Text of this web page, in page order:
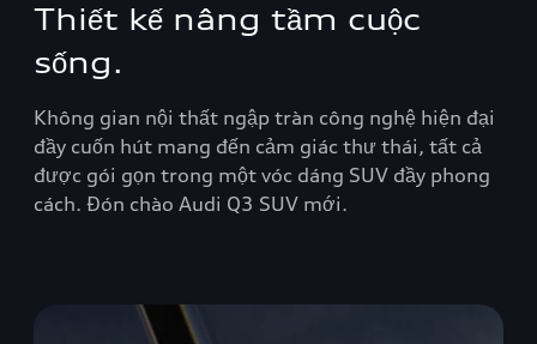
Thiết kế nâng tầm cuộc
sống.
Không gian nội thất ngập tràn công nghệ hiện đại
đầy cuốn hút mang đến cảm giác thư thái, tất cả
được gói gọn trong một vóc dáng SUV đầy phong
cách. Đón chào Audi Q3 SUV mới.